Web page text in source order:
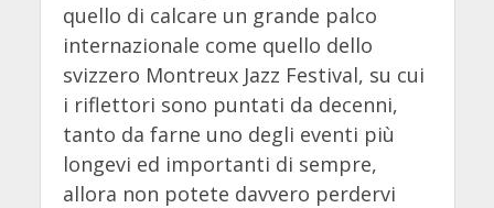
quello di calcare un grande palco
internazionale come quello dello
svizzero Montreux Jazz Festival, su cui
i riflettori sono puntati da decenni,
tanto da farne uno degli eventi più
longevi ed importanti di sempre,
allora non potete davvero perdervi